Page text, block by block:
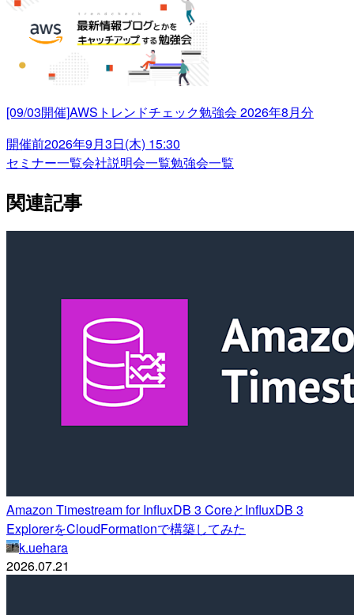
[09/03開催]AWSトレンドチェック勉強会 2026年8月分
開催前2026年9月3日(木) 15:30
セミナー一覧会社説明会一覧勉強会一覧
関連記事
Amazon Timestream for InfluxDB 3 CoreとInfluxDB 3
ExplorerをCloudFormationで構築してみた
k.uehara
2026.07.21